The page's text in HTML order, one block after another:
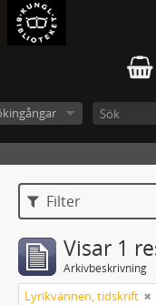
Filter
Visar 1
Arkivbeskrivning
Lyrikvännen, tidskrift